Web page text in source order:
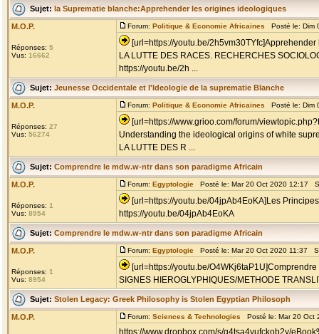
Sujet: la Suprematie blanche:Apprehender les origines ideologiques
M.O.P.
Réponses: 5
Vus: 16662
Forum: Politique & Economie Africaines Posté le: Dim
[url=https://youtu.be/
LA LUTTE DES RACES. RECHERCHES
https://youtu.be/2h ...
Sujet: Jeunesse Occidentale et l'Ideologie de la suprematie Blanche
M.O.P.
Réponses: 27
Vus: 56274
Forum: Politique & Economie Africaines Posté le: Dim
[url=https://www.grioo.com/forum/
Understanding the ideological origins of white
LA LUTTE DES R ...
Sujet: Comprendre le mdw.w-ntr dans son paradigme Africain
M.O.P.
Réponses: 1
Vus: 8954
Forum: Egyptologie Posté le: Mar 20 Oct 2020 12:17
[url=https://youtu.be/04jpAb4EoKA]Les
https://youtu.be/04jpAb4EoKA
Sujet: Comprendre le mdw.w-ntr dans son paradigme Africain
M.O.P.
Réponses: 1
Vus: 8954
Forum: Egyptologie Posté le: Mar 20 Oct 2020 11:37
[url=https://youtu.be/
SIGNES HIEROGLYPHIQUES/METHODE
Sujet: Stolen Legacy: Greek Philosophy is Stolen Egyptian Philosoph
M.O.P. Forum: Sciences & Technologies Posté le: Mar 20
https://www.dropbox.com/s/q4tsa4yufckob2y/